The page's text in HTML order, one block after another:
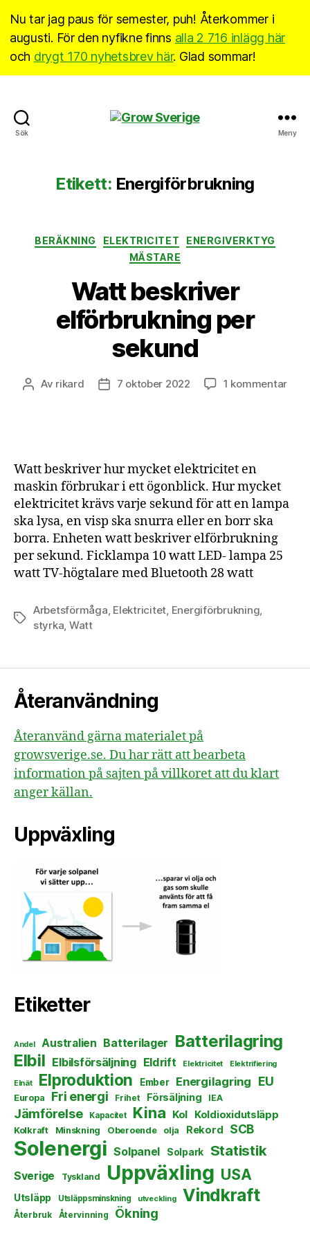
Nu tar jag paus för semester, puh! Återkommer i
augusti. För den nyfikne finns alla 2 716 inlägg här
och drygt 170 nyhetsbrev här. Glad sommar!
Sök Meny
Etikett: Energiförbrukning
Kategorier
BERÄKNING ELEKTRICITET
ENERGIVERKTYG
MÄSTARE
Watt beskriver
elförbrukning per
sekund
Inläggsförfattare
Av rikard Inläggsdatum
7 oktober 2022 1 kommentartill
Watt beskriver hur mycket elektricitet en
maskin förbrukar i ett ögonblick. Hur mycket
elektricitet krävs varje sekund för att en lampa
ska lysa, en visp ska snurra eller en borr ska
borra. Enheten watt beskriver elförbrukning
per sekund. Ficklampa 10 watt LED- lampa 25
watt TV-högtalare med Bluetooth 28 watt
Etiketter
Arbetsförmåga, Elektricitet, Energiförbrukning,
styrka, Watt
Återanvändning
Återanvänd gärna materialet på
growsverige.se. Du har rätt att bearbeta
information på sajten på villkoret att du klart
anger källan.
Uppväxling
Etiketter
Andel Australien Batterilager Batterilagring
Elbil Elbilsförsäljning Eldrift Elektricitet Elektrifiering
Elnät Elproduktion Ember Energilagring EU
Europa Fri energi Frihet Försäljning IEA
Jämförelse Kapacitet Kina Kol Koldioxidutsläpp
Kolkraft Minskning Oberoende olja Rekord SCB
Solenergi Solpanel Solpark Statistik
Sverige Tyskland Uppväxling USA
Utsläpp Utsläppsminskning utveckling Vindkraft
Återbruk Återvinning Ökning